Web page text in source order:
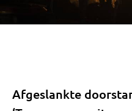
Afgeslankte